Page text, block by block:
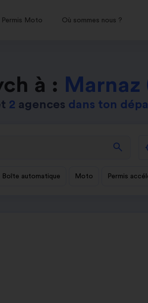
Permis Moto Où sommes nous ?
à : Marnaz
2 agences dans ton
search
Boîte automatique Moto Permis